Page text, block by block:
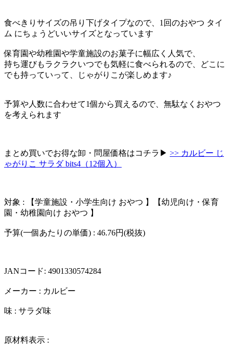
食べきりサイズの吊り下げタイプなので、1回のおやつ タイ
ム にちょうどいいサイズとなっています
保育園や幼稚園や学童施設のお菓子に幅広く人気で、
持ち運びもラクラクいつでも気軽に食べられるので、どこに
でも持っていって、じゃがりこが楽しめます♪
予算や人数に合わせて1個から買えるので、無駄なくおやつ
を考えられます
まとめ買いでお得な卸・問屋価格はコチラ▶︎ >> カルビー じ
ゃがりこ サラダ bits4（12個入）
対象 : 【学童施設・小学生向け おやつ 】【幼児向け・保育
園・幼稚園向け おやつ 】
予算(一個あたりの単価) : 46.76円(税抜)
JANコード: 4901330574284
メーカー : カルビー
味 : サラダ味
原材料表示 :